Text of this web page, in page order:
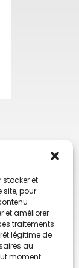
stocker et
site, pour
et améliorer
traitements
légitime de
au
moment.